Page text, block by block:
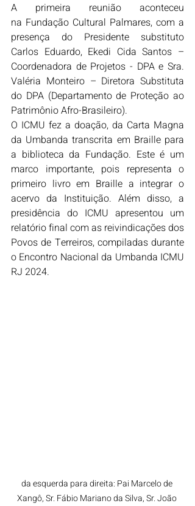
A primeira reunião aconteceu
na Fundação Cultural Palmares, com a
presença do Presidente substituto
Carlos Eduardo, Ekedi Cida Santos –
Coordenadora de Projetos - DPA e Sra.
Valéria Monteiro – Diretora Substituta
do DPA (Departamento de Proteção ao
Patrimônio Afro-Brasileiro).
O ICMU fez a doação, da Carta Magna
da Umbanda transcrita em Braille para
a biblioteca da Fundação. Este é um
marco importante, pois representa o
primeiro livro em Braille a integrar o
acervo da Instituição. Além disso, a
presidência do ICMU apresentou um
relatório final com as reivindicações dos
Povos de Terreiros, compiladas durante
o Encontro Nacional da Umbanda ICMU
RJ 2024.
da esquerda para direita: Pai Marcelo de
Xangô, Sr. Fábio Mariano da Silva, Sr. João